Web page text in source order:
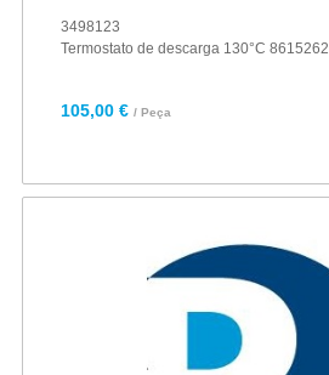
3498123
Termostato de descarga 130°C 8615262
105,00 € / Peça